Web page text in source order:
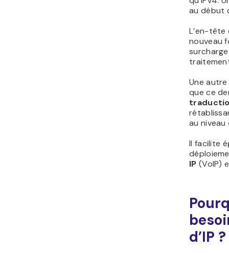
au début
L’en-tête
nouveau
Une
que ce
au niveau
Il facilite
IP (VoIP)
d’IP ?